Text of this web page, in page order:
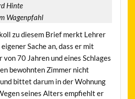
Hinte
Wagenpfahl
zu diesem Brief merkt Lehrer
Sache an, dass er mit
70 Jahren und eines Schlages
bewohnten Zimmer nicht
bittet darum in der Wohnung
seines Alters empfiehlt er